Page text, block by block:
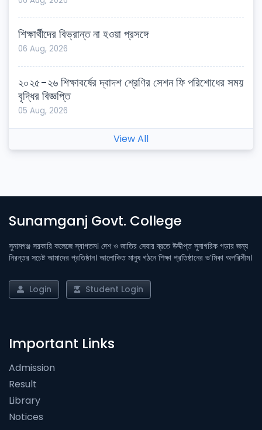
শিক্ষার্থীদের বিভ্রান্ত না হওয়া প্রসঙ্গে
06 Aug, 2026
২০২৫-২৬ শিক্ষাবর্ষের দ্বাদশ শ্রেণির সেশন ফি পরিশোধের সময়
বৃদ্ধির বিজ্ঞপ্তি
05 Aug, 2026
View All
Sunamganj Govt. College
সুনামগঞ্জ সরকারি কলেজে স্বাগতম। দেশ ও জাতির সেবার ব্রতে উদ্দীপ্ত সুনাগরিক গড়ার জন্য
নিরন্তর সচেষ্ট আমাদের প্রতিষ্ঠান। আলোকিত মানুষ গঠনে শিক্ষা প্রতিষ্ঠানের ভ’মিকা অপরিসীম।
Login Student Login
Important Links
Admission
Result
Library
Notices